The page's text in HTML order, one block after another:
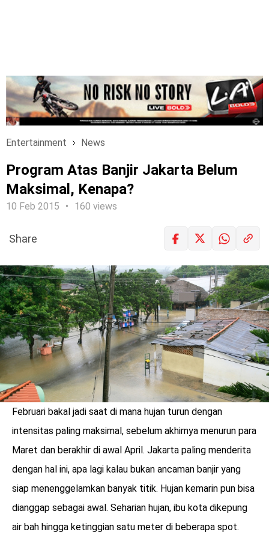
Entertainment News
Program Atas Banjir Jakarta Belum
Maksimal, Kenapa?
10 Feb 2015 160 views
benefit
menarik
LOGIN
Share
Februari bakal jadi saat di mana hujan turun dengan
intensitas paling maksimal, sebelum akhirnya menurun para
Maret dan berakhir di awal April. Jakarta paling menderita
dengan hal ini, apa lagi kalau bukan ancaman banjir yang
siap menenggelamkan banyak titik. Hujan kemarin pun bisa
dianggap sebagai awal. Seharian hujan, ibu kota dikepung
air bah hingga ketinggian satu meter di beberapa spot.